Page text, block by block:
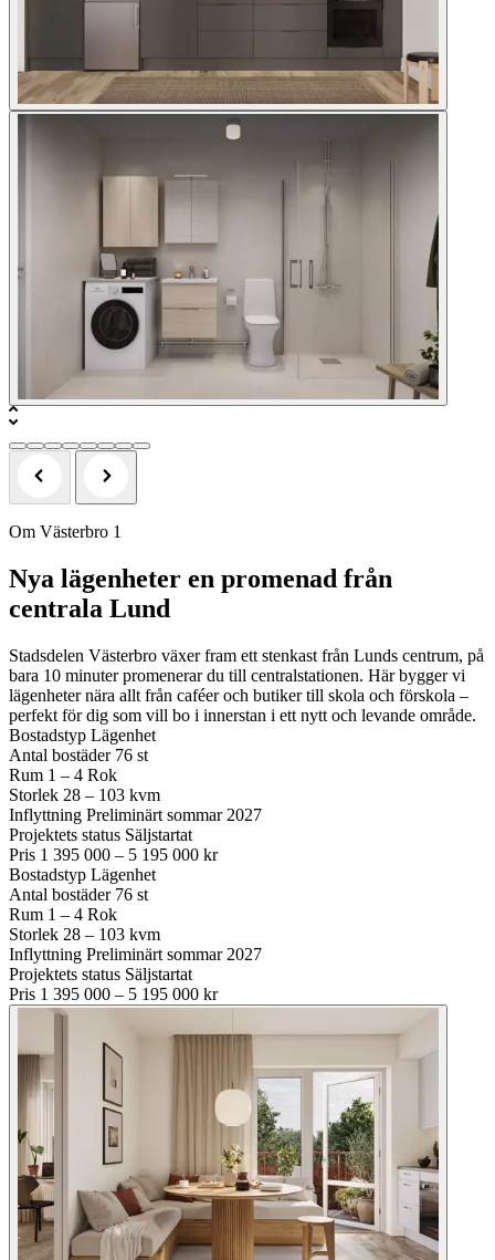
Om Västerbro 1
Nya lägenheter en promenad från
centrala Lund
Stadsdelen Västerbro växer fram ett stenkast från Lunds centrum, på
bara 10 minuter promenerar du till centralstationen. Här bygger vi
lägenheter nära allt från caféer och butiker till skola och förskola –
perfekt för dig som vill bo i innerstan i ett nytt och levande område.
Bostadstyp Lägenhet
Antal bostäder 76 st
Rum 1 – 4 Rok
Storlek 28 – 103 kvm
Inflyttning Preliminärt sommar 2027
Projektets status Säljstartat
Pris 1 395 000 – 5 195 000 kr
Bostadstyp Lägenhet
Antal bostäder 76 st
Rum 1 – 4 Rok
Storlek 28 – 103 kvm
Inflyttning Preliminärt sommar 2027
Projektets status Säljstartat
Pris 1 395 000 – 5 195 000 kr